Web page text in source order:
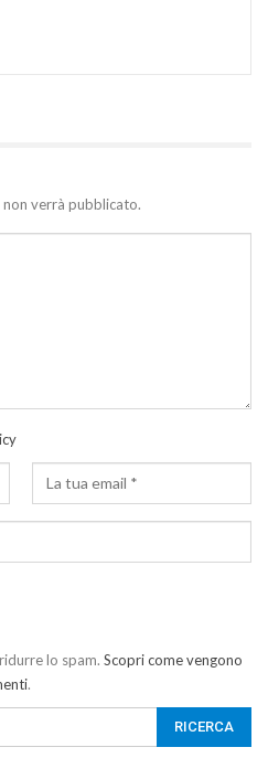
non verrà pubblicato.
lo spam. Scopri come vengono
.